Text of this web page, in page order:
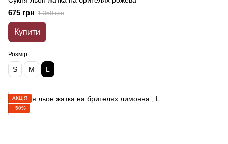
675 грн 1 350 грн
Купити
Розмір
S M L
АКЦІЯ
−50%